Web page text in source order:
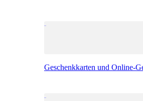
Geschenkkarten und Online-